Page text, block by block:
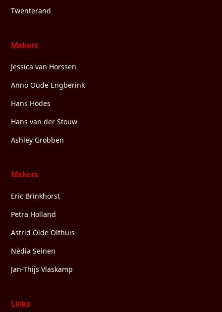
Twenterand
Makers
Jessica van Horssen
Anno Oude Engberink
Hans Hodes
Hans van der Stouw
Ashley Grobben
Makers
Eric Brinkhorst
Petra Holland
Astrid Olde Olthuis
Nèdia Seinen
Jan-Thijs Vlaskamp
Links